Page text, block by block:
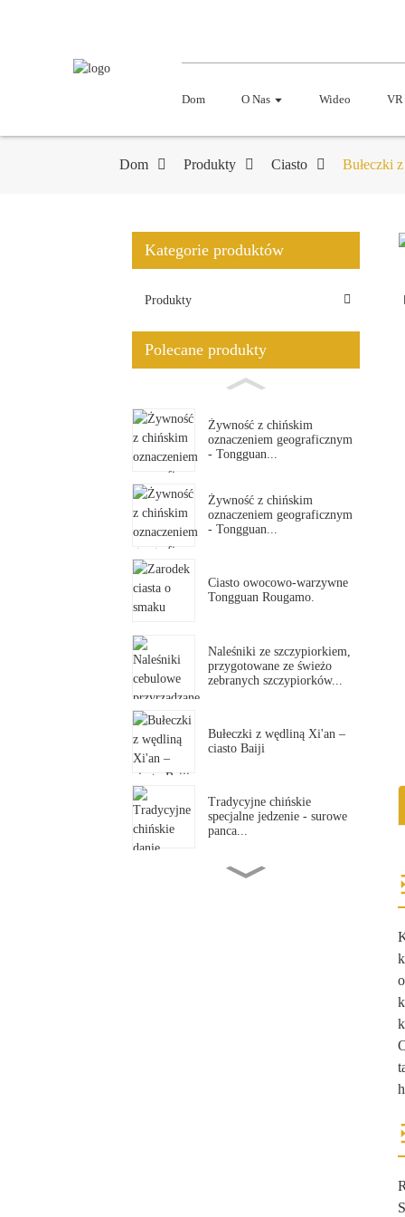
Dom O Nas Wideo VR
Dom Produkty Ciasto Bułeczki
Kategorie produktów
Produkty
Polecane produkty
Żywność z chińskim
oznaczeniem geograficznym
- Tongguan...
Żywność z chińskim
oznaczeniem geograficznym
- Tongguan...
Ciasto owocowo-warzywne
Tongguan Rougamo.
Naleśniki ze szczypiorkiem,
przygotowane ze świeżo
zebranych szczypiorków...
Bułeczki z wędliną Xi'an –
ciasto Baiji
Tradycyjne chińskie
specjalne jedzenie - surowe
panca...
Tradycyjne chińskie